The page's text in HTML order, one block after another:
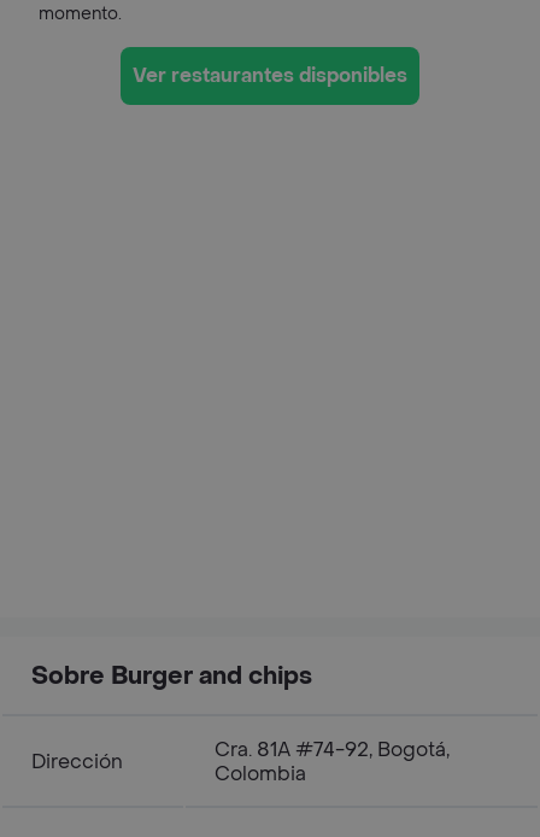
momento.
Ver restaurantes disponibles
Sobre Burger and chips
Dirección
Cra. 81A #74-92, Bogotá,
Colombia